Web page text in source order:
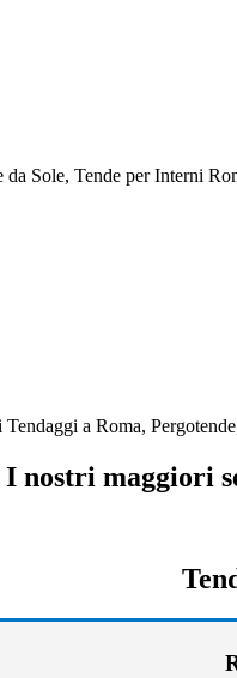
Sole, Tende per Interni
a Roma,
I nostri maggiori